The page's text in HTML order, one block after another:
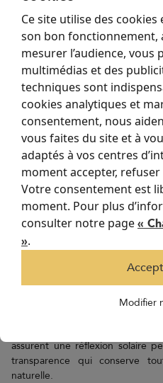
Ambiances
contemporaines
Le store EVADA se
thermolaqué assortis à la
676, présente une face
solaire et une face intérieure
assure un confort thermique
lumière douce. Dans une
permis de réduire la surchauffe
d’un espace clair et minimaliste.
Espaces
OASIS
assurent une réflexion solaire
transparence qui conserve
naturelle.
Ce site utilise des
son bon fonctionnement,
mesurer l’audience,
multimédias et des
techniques sont
cookies analytiques et
consentement, nous
vous faites du site et à
adaptés à vos centres
moment accepter,
Votre consentement est
moment. Pour plus
consulter notre page«
».
Modifier